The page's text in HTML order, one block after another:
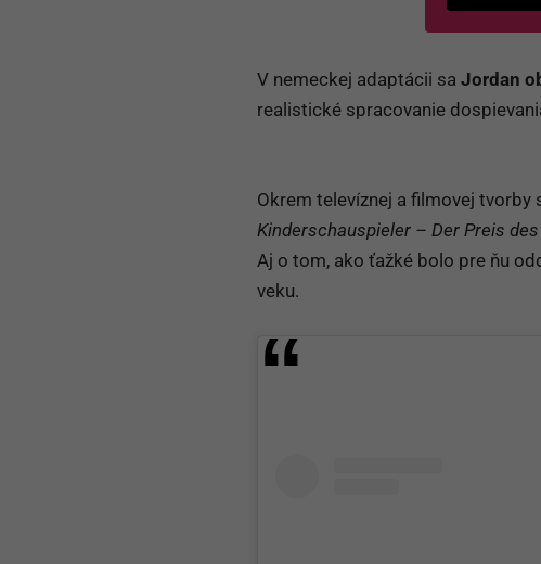
V nemeckej adaptácii sa Jordan
realistické spracovanie
Okrem televíznej a filmovej
Kinderschauspieler – Der Preis
Aj o tom, ako ťažké bolo pre ňu
veku.